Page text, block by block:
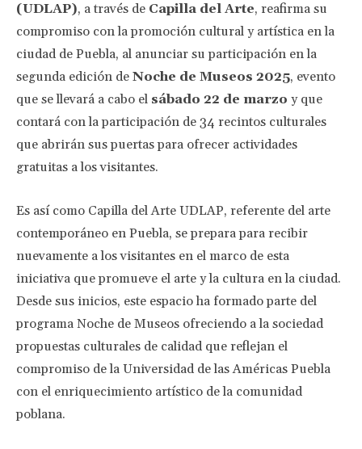
(UDLAP), a través de Capilla del Arte, reafirma su
compromiso con la promoción cultural y artística en la
ciudad de Puebla, al anunciar su participación en la
segunda edición de Noche de Museos 2025, evento
que se llevará a cabo el sábado 22 de marzo y que
contará con la participación de 34 recintos culturales
que abrirán sus puertas para ofrecer actividades
gratuitas a los visitantes.
Es así como Capilla del Arte UDLAP, referente del arte
contemporáneo en Puebla, se prepara para recibir
nuevamente a los visitantes en el marco de esta
iniciativa que promueve el arte y la cultura en la ciudad.
Desde sus inicios, este espacio ha formado parte del
programa Noche de Museos ofreciendo a la sociedad
propuestas culturales de calidad que reflejan el
compromiso de la Universidad de las Américas Puebla
con el enriquecimiento artístico de la comunidad
poblana.